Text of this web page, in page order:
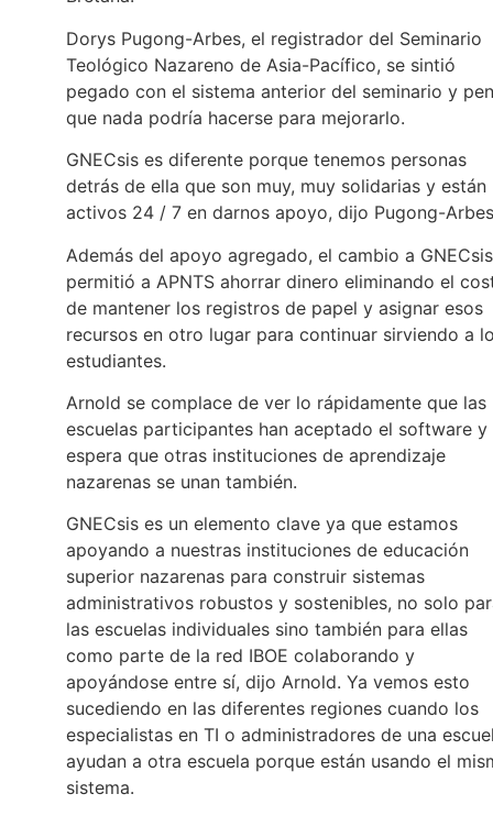
Dorys Pugong-Arbes, el registrador del Seminario
Teológico Nazareno de Asia-Pacífico, se sintió
pegado con el sistema anterior del seminario y
que nada podría hacerse para mejorarlo.
GNECsis es diferente porque tenemos personas
detrás de ella que son muy, muy solidarias y están
activos 24 / 7 en darnos apoyo, dijo Pugong-
Además del apoyo agregado, el cambio a GNECsis
permitió a APNTS ahorrar dinero eliminando el
de mantener los registros de papel y asignar esos
recursos en otro lugar para continuar sirviendo a
estudiantes.
Arnold se complace de ver lo rápidamente que las
escuelas participantes han aceptado el software y
espera que otras instituciones de aprendizaje
nazarenas se unan también.
GNECsis es un elemento clave ya que estamos
apoyando a nuestras instituciones de educación
superior nazarenas para construir sistemas
administrativos robustos y sostenibles, no solo
las escuelas individuales sino también para ellas
como parte de la red IBOE colaborando y
apoyándose entre sí, dijo Arnold. Ya vemos esto
sucediendo en las diferentes regiones cuando los
especialistas en TI o administradores de una
ayudan a otra escuela porque están usando el
sistema.